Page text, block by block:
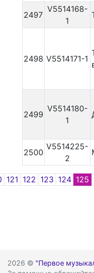
2497
V5514168-
1
2498 V5514171-1
2499
V5514180-
1
2500
V5514225-
2
121 122 123 124 125
2026 © "Первое